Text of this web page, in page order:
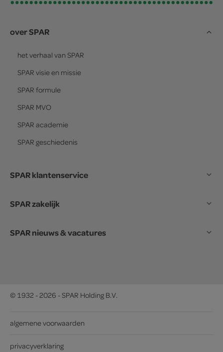
over SPAR
het verhaal van SPAR
SPAR visie en missie
SPAR formule
SPAR MVO
SPAR academie
SPAR geschiedenis
SPAR klantenservice
SPAR zakelijk
SPAR nieuws & vacatures
© 1932 - 2026 - SPAR Holding B.V.
algemene voorwaarden
privacyverklaring